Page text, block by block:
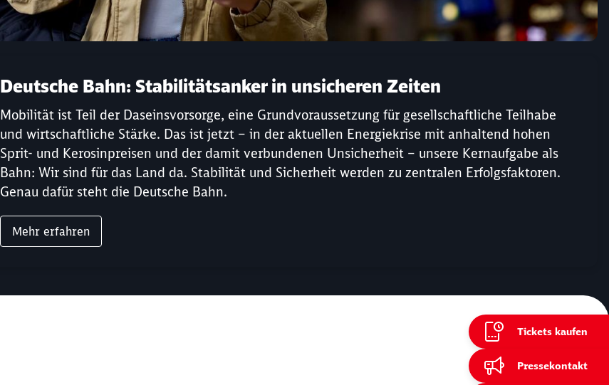
Tickets kaufen
Pressekontakt
Deutsche Bahn: Stabilitätsanker in unsicheren Zeiten
Mobilität ist Teil der Daseinsvorsorge, eine Grundvoraussetzung für gesellschaftliche Teilhabe
und wirtschaftliche Stärke. Das ist jetzt – in der aktuellen Energiekrise mit anhaltend hohen
Sprit- und Kerosinpreisen und der damit verbundenen Unsicherheit – unsere Kernaufgabe als
Bahn: Wir sind für das Land da. Stabilität und Sicherheit werden zu zentralen Erfolgsfaktoren.
Genau dafür steht die Deutsche Bahn.
Mehr erfahren